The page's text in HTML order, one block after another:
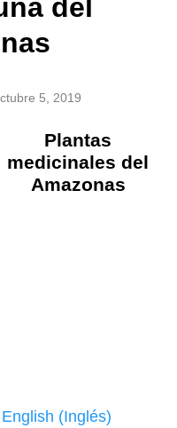
del
5, 2019
Plantas
medicinales del
Amazonas
English (Inglés)